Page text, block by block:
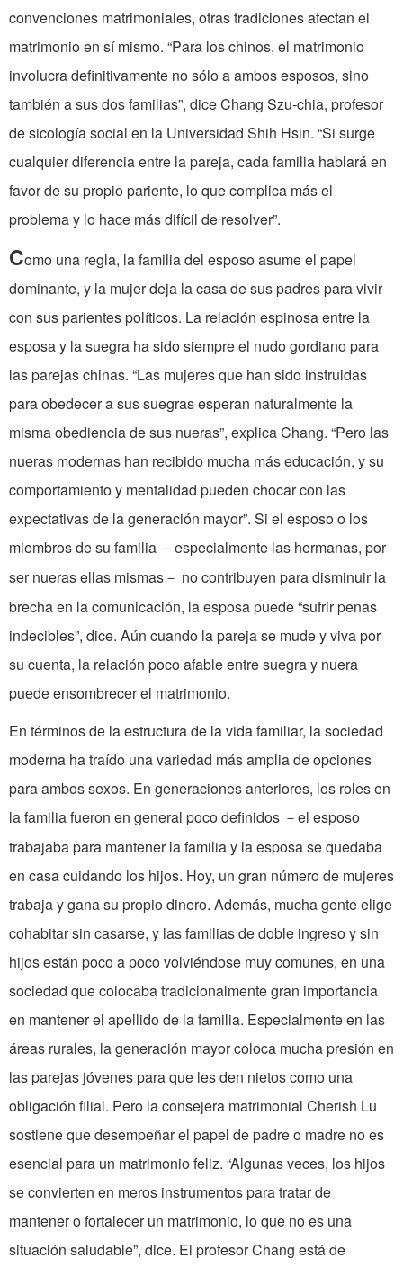
convenciones matrimoniales, otras tradiciones afectan el
matrimonio en sí mismo. “Para los chinos, el matrimonio
involucra definitivamente no sólo a ambos esposos, sino
también a sus dos familias”, dice Chang Szu-chia, profesor
de sicología social en la Universidad Shih Hsin. “Si surge
cualquier diferencia entre la pareja, cada familia hablará en
favor de su propio pariente, lo que complica más el
problema y lo hace más difícil de resolver”.
Como una regla, la familia del esposo asume el papel
dominante, y la mujer deja la casa de sus padres para vivir
con sus parientes políticos. La relación espinosa entre la
esposa y la suegra ha sido siempre el nudo gordiano para
las parejas chinas. “Las mujeres que han sido instruidas
para obedecer a sus suegras esperan naturalmente la
misma obediencia de sus nueras”, explica Chang. “Pero las
nueras modernas han recibido mucha más educación, y su
comportamiento y mentalidad pueden chocar con las
expectativas de la generación mayor”. Si el esposo o los
miembros de su familia － especialmente las hermanas, por
ser nueras ellas mismas － no contribuyen para disminuir la
brecha en la comunicación, la esposa puede “sufrir penas
indecibles”, dice. Aún cuando la pareja se mude y viva por
su cuenta, la relación poco afable entre suegra y nuera
puede ensombrecer el matrimonio.
En términos de la estructura de la vida familiar, la sociedad
moderna ha traído una variedad más amplia de opciones
para ambos sexos. En generaciones anteriores, los roles en
la familia fueron en general poco definidos － el esposo
trabajaba para mantener la familia y la esposa se quedaba
en casa cuidando los hijos. Hoy, un gran número de mujeres
trabaja y gana su propio dinero. Además, mucha gente elige
cohabitar sin casarse, y las familias de doble ingreso y sin
hijos están poco a poco volviéndose muy comunes, en una
sociedad que colocaba tradicionalmente gran importancia
en mantener el apellido de la familia. Especialmente en las
áreas rurales, la generación mayor coloca mucha presión en
las parejas jóvenes para que les den nietos como una
obligación filial. Pero la consejera matrimonial Cherish Lu
sostiene que desempeñar el papel de padre o madre no es
esencial para un matrimonio feliz. “Algunas veces, los hijos
se convierten en meros instrumentos para tratar de
mantener o fortalecer un matrimonio, lo que no es una
situación saludable”, dice. El profesor Chang está de